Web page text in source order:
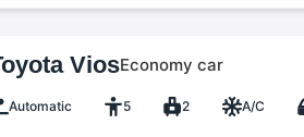
ViosEconomy car
Automatic 5 2 A/C